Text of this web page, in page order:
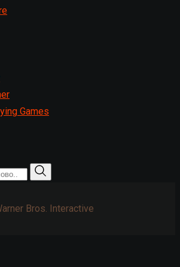
Games
Bros. Interactive